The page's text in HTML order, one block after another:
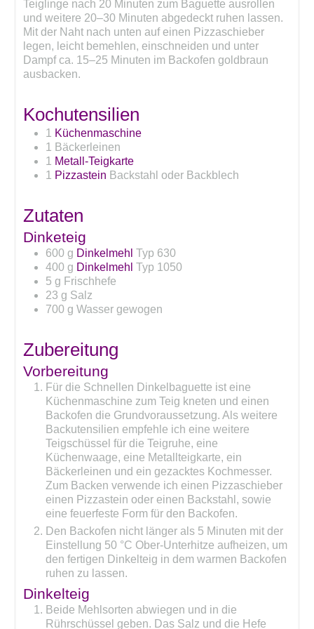
Teiglinge nach 20 Minuten zum Baguette ausrollen
und weitere 20–30 Minuten abgedeckt ruhen lassen.
Mit der Naht nach unten auf einen Pizzaschieber
legen, leicht bemehlen, einschneiden und unter
Dampf ca. 15–25 Minuten im Backofen goldbraun
ausbacken.
Kochutensilien
1
Küchenmaschine
1 Bäckerleinen
1
Metall-Teigkarte
1
Pizzastein Backstahl oder Backblech
Zutaten
Dinketeig
600 g Dinkelmehl Typ 630
400 g Dinkelmehl Typ 1050
5 g Frischhefe
23 g Salz
700 g Wasser gewogen
Zubereitung
Vorbereitung
Für die Schnellen Dinkelbaguette ist eine
Küchenmaschine zum Teig kneten und einen
Backofen die Grundvoraussetzung. Als weitere
Backutensilien empfehle ich eine weitere
Teigschüssel für die Teigruhe, eine
Küchenwaage, eine Metallteigkarte, ein
Bäckerleinen und ein gezacktes Kochmesser.
Zum Backen verwende ich einen Pizzaschieber
einen Pizzastein oder einen Backstahl, sowie
eine feuerfeste Form für den Backofen.
Den Backofen nicht länger als 5 Minuten mit der
Einstellung 50 °C Ober-Unterhitze aufheizen, um
den fertigen Dinkelteig in dem warmen Backofen
ruhen zu lassen.
Dinkelteig
Beide Mehlsorten abwiegen und in die
Rührschüssel geben. Das Salz und die Hefe